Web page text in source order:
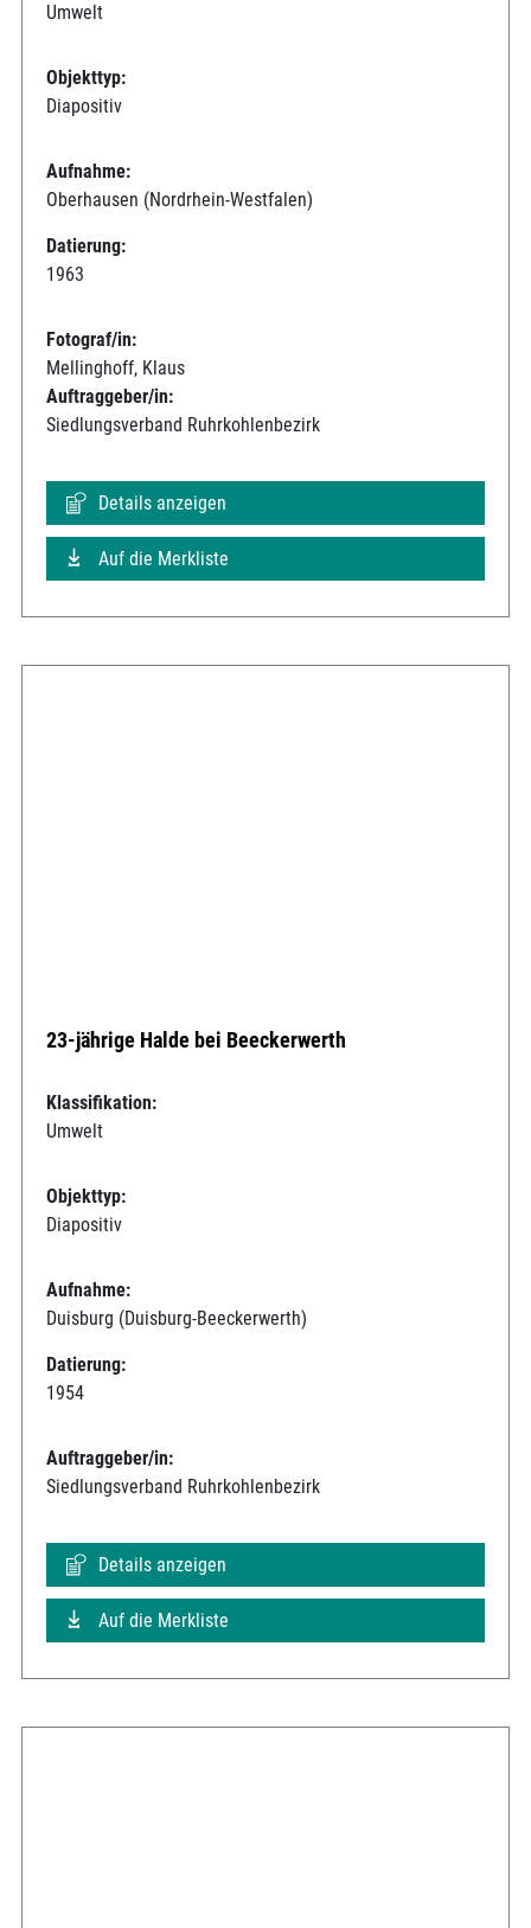
Umwelt
Objekttyp:
Diapositiv
Aufnahme:
Oberhausen (Nordrhein-Westfalen)
Datierung:
1963
Fotograf/in:
Mellinghoff, Klaus
Auftraggeber/in:
Siedlungsverband Ruhrkohlenbezirk
Details anzeigen
Auf die Merkliste
23-jährige Halde bei Beeckerwerth
Klassifikation:
Umwelt
Objekttyp:
Diapositiv
Aufnahme:
Duisburg (Duisburg-Beeckerwerth)
Datierung:
1954
Auftraggeber/in:
Siedlungsverband Ruhrkohlenbezirk
Details anzeigen
Auf die Merkliste